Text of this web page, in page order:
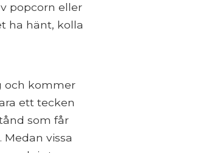
popcorn eller
ha hänt, kolla
och kommer
ett tecken
som får
vissa